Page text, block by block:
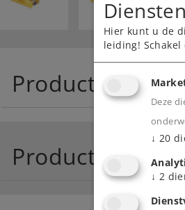
Product
Productinfo
Hier kunt u de
leiding!
Deze
↓ 20
↓ 2